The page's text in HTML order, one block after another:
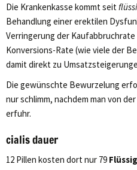
Die Krankenkasse kommt seit
Behandlung einer erektilen
Verringerung der
Konversions-Rate (wie viele der
damit direkt zu
Die gewünschte Bewurzelung
nur schlimm, nachdem man von
erfuhr.
cialis dauer
12 Pillen kosten dort nur 79